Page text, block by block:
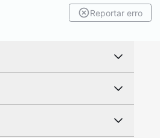
Reportar erro